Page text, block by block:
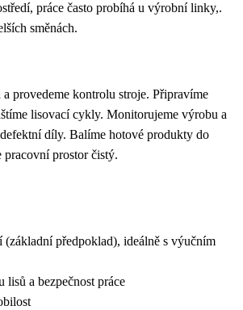
práce často probíhá u výrobní linky,.
směnách.
a provedeme kontrolu stroje. Připravíme
lisovací cykly. Monitorujeme výrobu a
díly. Balíme hotové produkty do
prostor čistý.
(základní předpoklad), ideálně s výučním
lisů a bezpečnost práce